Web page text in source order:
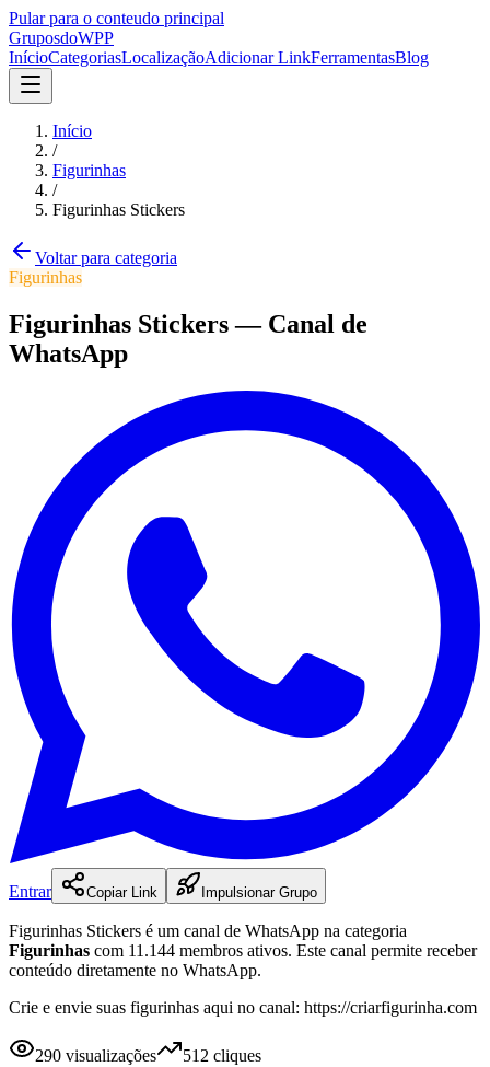
Pular para o conteudo principal
GruposdoWPP
InícioCategoriasLocalizaçãoAdicionar LinkFerramentasBlog
Início
/
Figurinhas
/
Figurinhas Stickers
Voltar para categoria
Figurinhas
Figurinhas Stickers— Canal de
WhatsApp
Entrar Copiar Link Impulsionar Grupo
Figurinhas Stickers é um canal de WhatsApp na categoria
Figurinhas com 11.144 membros ativos. Este canal permite receber
conteúdo diretamente no WhatsApp.
Crie e envie suas figurinhas aqui no canal: https://criarfigurinha.com
290 visualizações 512 cliques